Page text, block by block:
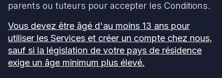
parents ou tuteurs pour accepter les Conditions.
Vous devez être âgé d'au moins 13 ans pour
utiliser les Services et créer un compte chez nous,
sauf si la législation de votre pays de résidence
exige un âge minimum plus élevé.